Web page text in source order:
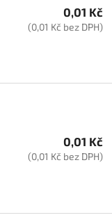
0,01 Kč
(0,01 Kč bez DPH)
0,01 Kč
(0,01 Kč bez DPH)